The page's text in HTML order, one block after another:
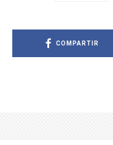
COMPARTIR